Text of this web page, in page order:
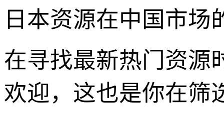
日本资源在中国市场
在寻找最新热门资源
欢迎，这也是你在筛